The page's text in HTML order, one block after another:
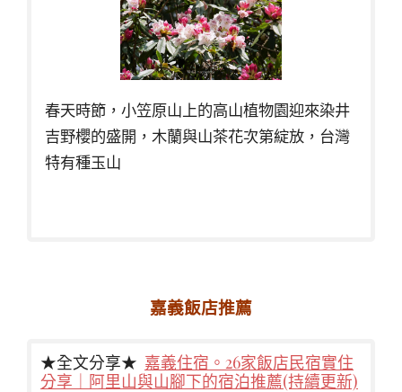
春天時節，小笠原山上的高山植物園迎來染井
吉野櫻的盛開，木蘭與山茶花次第綻放，台灣
特有種玉山
嘉義飯店推薦
★全文分享★ 嘉義住宿。26家飯店民宿實住
分享｜阿里山與山腳下的宿泊推薦(持續更新)